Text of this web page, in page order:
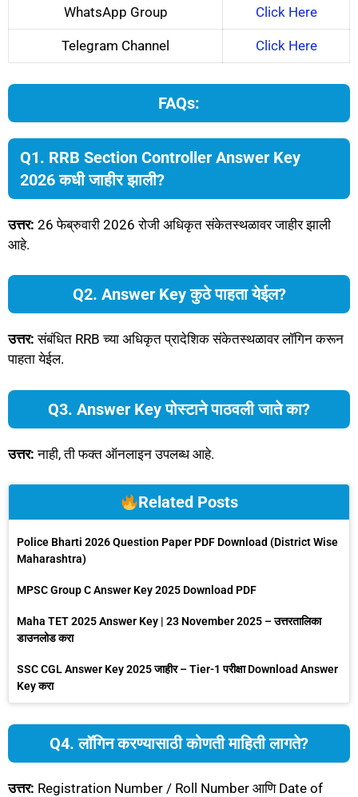
WhatsApp Group Click Here
Telegram Channel Click Here
FAQs:
Q1. RRB Section Controller Answer Key
2026 कधी जाहीर झाली?
उत्तर: 26 फेब्रुवारी 2026 रोजी अधिकृत संकेतस्थळावर जाहीर झाली
आहे.
Q2. Answer Key कुठे पाहता येईल?
उत्तर: संबंधित RRB च्या अधिकृत प्रादेशिक संकेतस्थळावर लॉगिन करून
पाहता येईल.
Q3. Answer Key पोस्टाने पाठवली जाते का?
उत्तर: नाही, ती फक्त ऑनलाइन उपलब्ध आहे.
Related Posts
Police Bharti 2026 Question Paper PDF Download (District Wise
Maharashtra)
MPSC Group C Answer Key 2025 Download PDF
Maha TET 2025 Answer Key | 23 November 2025 – उत्तरतालिका
डाउनलोड करा
SSC CGL Answer Key 2025 जाहीर – Tier-1 परीक्षा Download Answer
Key करा
Q4. लॉगिन करण्यासाठी कोणती माहिती लागते?
उत्तर: Registration Number / Roll Number आणि Date of